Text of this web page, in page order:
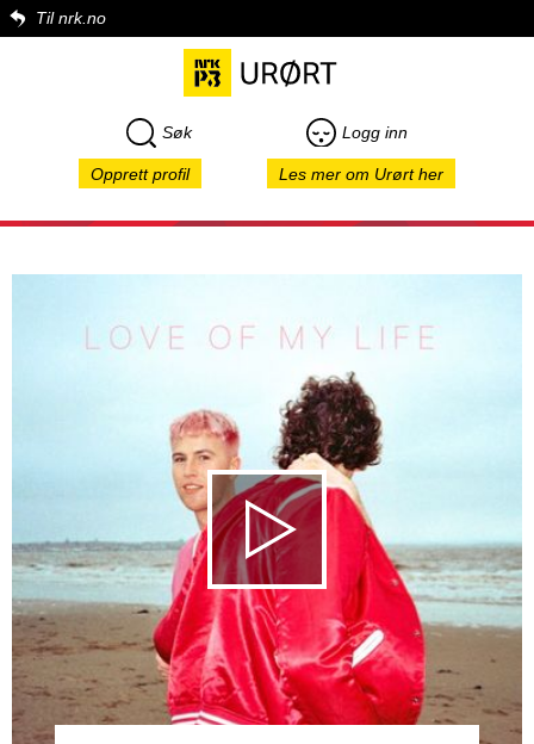
Til nrk.no
Søk Logg inn
Opprett profil Les mer om Urørt her